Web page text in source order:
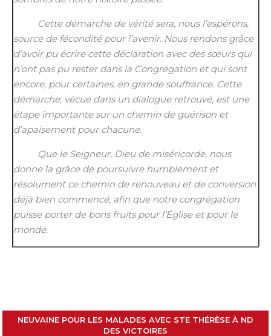
Cette démarche de vérité sera, nousl’espérons,
source de fécondité pour l’avenir. Nous rendons grâce
d’avoir pu écrire cette déclaration avec des sœurs qui
n’ont pas pu rester dans la Congrégation et qui sont
encore, pour certaines, en grande souffrance. Cette
démarche, vécue dans un dialogue retrouvé, est une
étape importante sur un chemin de guérison et
d’apaisement pour chacune.
Que le Seigneur, Dieu de miséricorde, nous
donne la grâce de poursuivre humblement et
résolument ce chemin de renouveau et de conversion
déjà bien commencé, afin que notre congrégation
puisse porter de bons fruits pour l’Église et pour le
monde.
NEUVAINE POUR LES MALADES AVEC STE THÉRÈSE À ND
DES VICTOIRES